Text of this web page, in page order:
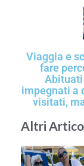
Viaggia e
fare
Abituati
impegnati a
visitati,
Altri